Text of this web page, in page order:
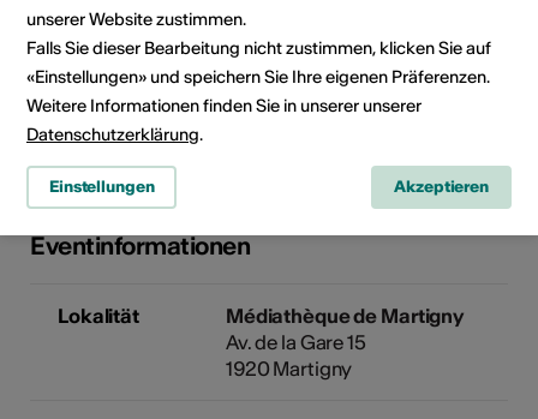
Durchführungsdatum
Kein Durchführungsdatum
Klicken Sie auf ein Datum, um die Veranstaltung Ihrem
persönlichen Kalender hinzuzufügen.
Eventinformationen
Lokalität
Médiathèque de Martigny
Av. de la Gare 15
1920 Martigny
unserer Website zustimmen.
Falls Sie dieser Bearbeitung nicht zustimmen, klicken Sie auf
«Einstellungen» und speichern Sie Ihre eigenen Präferenzen.
Weitere Informationen finden Sie in unserer unserer
Datenschutzerklärung.
Einstellungen Akzeptieren